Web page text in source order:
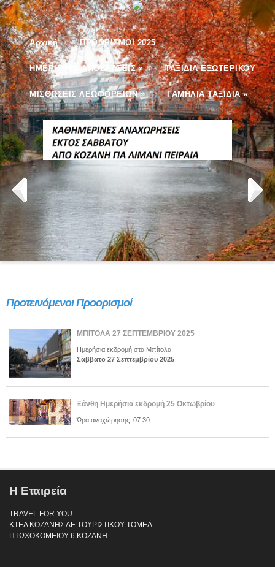
Αρχική ΠΡΟΟΡΙΣΜΟΙ 2025
ΗΜΕΡΗΣΙΕΣ ΑΠΟΔΡΑΣΕΙΣ» ΤΑΞΙΔΙΑ ΕΞΩΤΕΡΙΚΟΥ
ΜΙΣΘΩΣΕΙΣ ΛΕΩΦΟΡΕΙΩΝ» ΓΑΜΗΛΙΑ ΤΑΞΙΔΙΑ»
Προτεινόμενοι Προορισμοί
ΜΠΙΤΟΛΑ 27 ΣΕΠΤΕΜΒΡΙΟΥ 2025
Ημερήσια εκδρομή στα Μπίτολα
Σάββατο 27 Σεπτεμβρίου 2025
Ξάνθη Ημερήσια εκδρομή 25 Οκτωβρίου
Ώρα αναχώρησης: 07:30
Η Εταιρεία
TRAVEL FOR YOU
ΚΤΕΛ ΚΟΖΑΝΗΣ ΑΕ ΤΟΥΡΙΣΤΙΚΟΥ ΤΟΜΕΑ
ΠΤΩΧΟΚΟΜΕΙΟΥ 6 ΚΟΖΑΝΗ